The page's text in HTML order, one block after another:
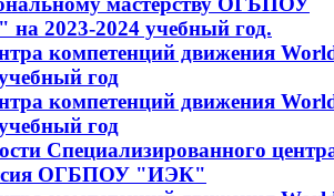
на 2023-2024 учебный год.
компетенций движения
год
компетенций движения
год
Специализированного
ОГБПОУ "ИЭК"